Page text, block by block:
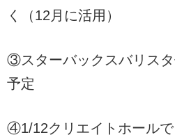
く（12月に活用）
③スターバックスバリス
予定
④1/12クリエイトホール